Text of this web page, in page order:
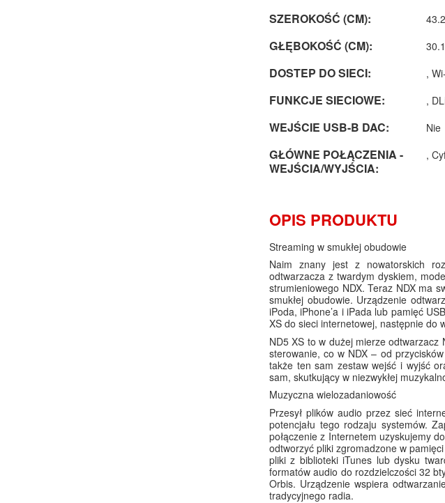
SZEROKOŚĆ (CM): 43.2
GŁĘBOKOŚĆ (CM): 30.1
DOSTEP DO SIECI: ,
FUNKCJE SIECIOWE: ,
WEJŚCIE USB-B DAC: Nie
GŁÓWNE POŁĄCZENIA -
WEJŚCIA/WYJŚCIA:
,
OPIS PRODUKTU
Streaming w smukłej obudowie
Naim znany jest z nowatorskich
odtwarzacza z twardym dyskiem,
strumieniowego NDX. Teraz NDX ma
smukłej obudowie. Urządzenie
iPoda, iPhone’a i iPada lub pamięć
XS do sieci internetowej, następnie do
ND5 XS to w dużej mierze odtwarzacz
sterowanie, co w NDX – od
także ten sam zestaw wejść i wyjść
sam, skutkujący w niezwykłej
Muzyczna wielozadaniowość
Przesył plików audio przez sieć
potencjału tego rodzaju systemów.
połączenie z Internetem uzyskujemy
odtworzyć pliki zgromadzone w
pliki z biblioteki iTunes lub dysku
formatów audio do rozdzielczości 32
Orbis. Urządzenie wspiera
tradycyjnego radia.